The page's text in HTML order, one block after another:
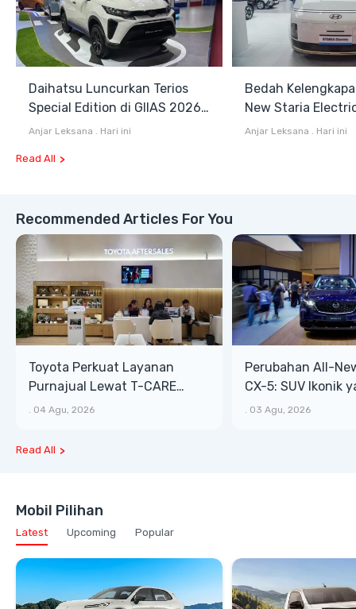
Daihatsu Luncurkan Terios
Special Edition di GIIAS 2026,
Stok Terbatas
Anjar Leksana . Hari ini
Bedah
New Staria
Hybrid yang
Anjar Leksana . Hari ini
Read All
Recommended Articles For You
Toyota Perkuat Layanan
Purnajual Lewat T-CARE
XTRA, Manfaat Lebih Besar
. 04 Agu, 2026
Perubahan All-
CX-5: SUV Ikonik
Bongsor, Mewah,
. 03 Agu, 2026
Read All
Mobil Pilihan
Latest Upcoming Popular